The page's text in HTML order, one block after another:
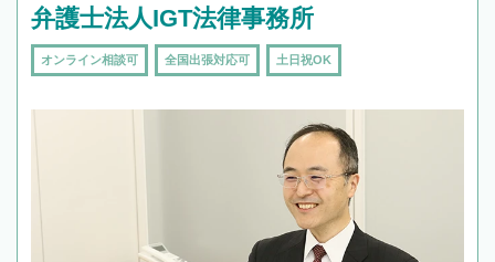
弁護士法人IGT法律事務所
オンライン相談可 全国出張対応可 土日祝OK